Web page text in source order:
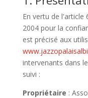
En vertu de l'article
2004 pour la
est précisé aux
intervenants dans
suivi :
Propriétaire :